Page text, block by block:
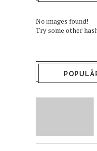
No images found!
Try some other